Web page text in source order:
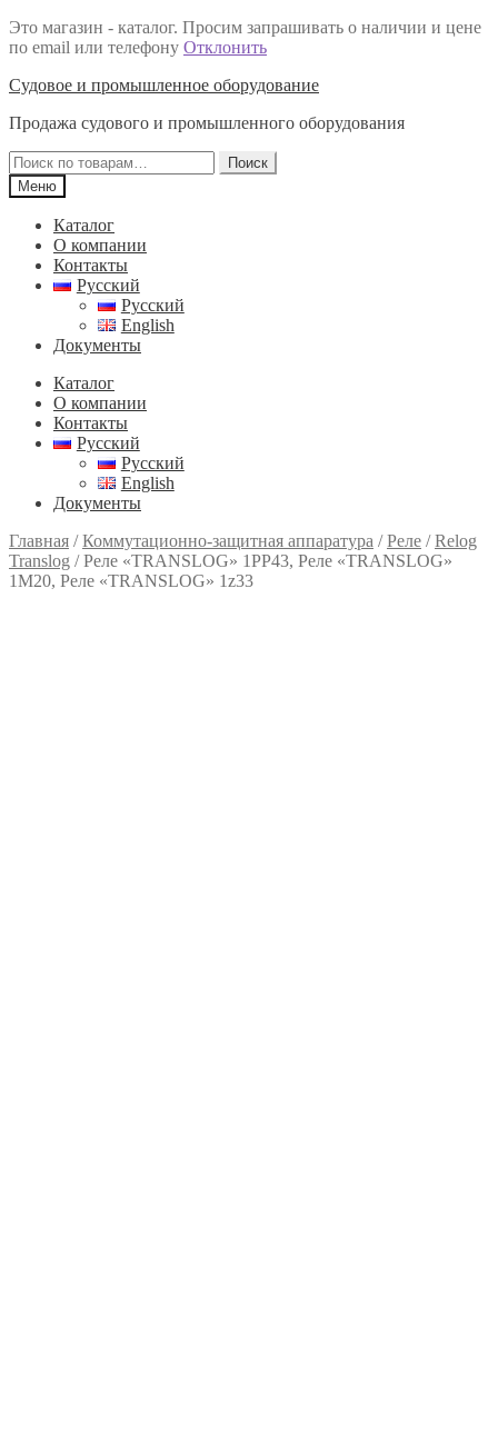
Это магазин - каталог. Просим запрашивать о наличии и цене
по email или телефону Отклонить
Перейти
навигации
Перейти
содержимому
Судовое и промышленное оборудование
Продажа судового и промышленного оборудования
Искать:
Поиск
Меню
Каталог
О компании
Контакты
Русский
Русский
English
Документы
Каталог
О компании
Контакты
Русский
Русский
English
Документы
Главная /Коммутационно-защитная аппаратура /Реле /Relog
Translog /Реле «TRANSLOG» 1РР43, Реле «TRANSLOG»
1M20, Реле «TRANSLOG» 1z33